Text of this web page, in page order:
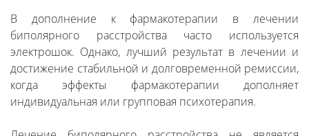
В дополнение к фармакотерапии в лечении
биполярного расстройства часто используется
электрошок. Однако, лучший результат в лечении и
достижение стабильной и долговременной ремиссии,
когда эффекты фармакотерапии дополняет
индивидуальная или групповая психотерапия.